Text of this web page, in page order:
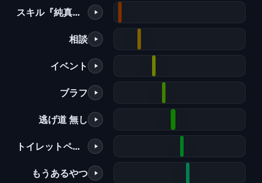
スキル『純真無垢』
相談
イベント
ブラフ
逃げ道 無し
トイレットペーパー
もうあるやつ